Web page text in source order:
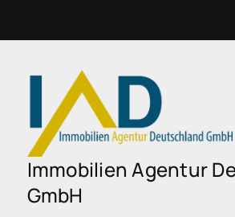
Immobilien Agentur
GmbH